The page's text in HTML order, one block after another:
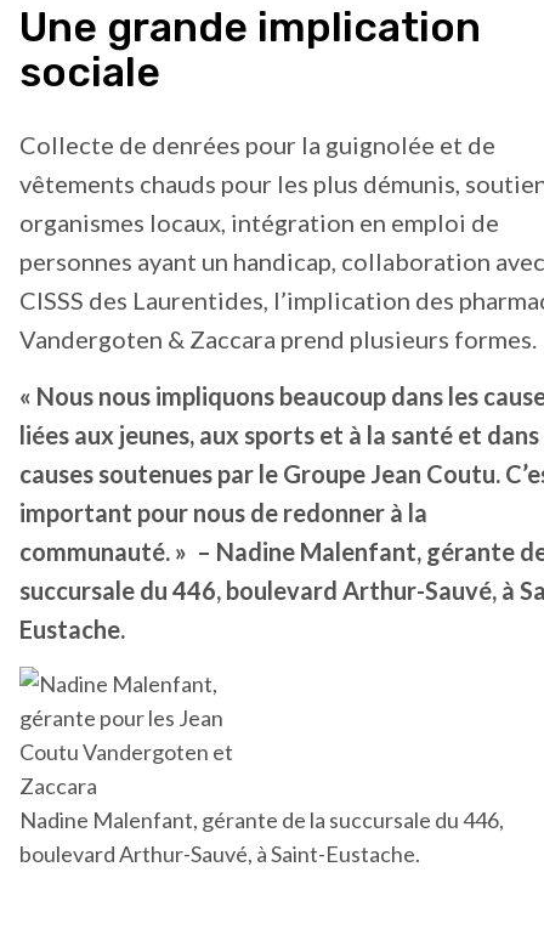
Une grande implication
sociale
Collecte de denrées pour la guignolée et de
vêtements chauds pour les plus démunis,
organismes locaux, intégration en emploi de
personnes ayant un handicap, collaboration
CISSS des Laurentides, l’implication des
Vandergoten & Zaccara prend plusieurs formes.
« Nous nous impliquons beaucoup dans les
liées aux jeunes, aux sports et à la santé et dans
causes soutenues par le Groupe Jean Coutu.
important pour nous de redonner à la
communauté. » – Nadine Malenfant, gérante
succursale du 446, boulevard Arthur-Sauvé, à
Eustache.
Nadine Malenfant, gérante de la succursale du 446,
boulevard Arthur-Sauvé, à Saint-Eustache.